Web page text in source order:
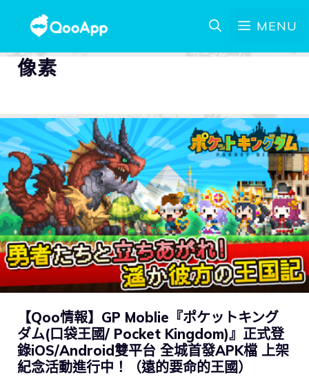
MENU
像素
【Qoo情報】GP Moblie『ポケットキング
ダム(口袋王國/ Pocket Kingdom)』正式登
錄iOS/Android雙平台 全城首發APK檔 上架
紀念活動進行中！（遠的要命的王國）